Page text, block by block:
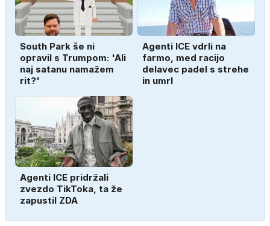
South Park še ni
opravil s Trumpom: 'Ali
naj satanu namažem
rit?'
Agenti ICE vdrli na
farmo, med racijo
delavec padel s strehe
in umrl
Agenti ICE pridržali
zvezdo TikToka, ta že
zapustil ZDA